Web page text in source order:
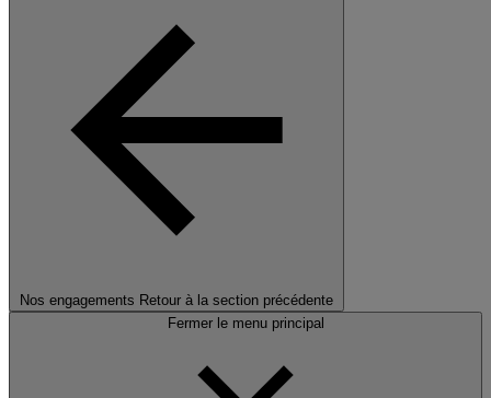
Nos engagements Retour à la section précédente
Fermer le menu principal